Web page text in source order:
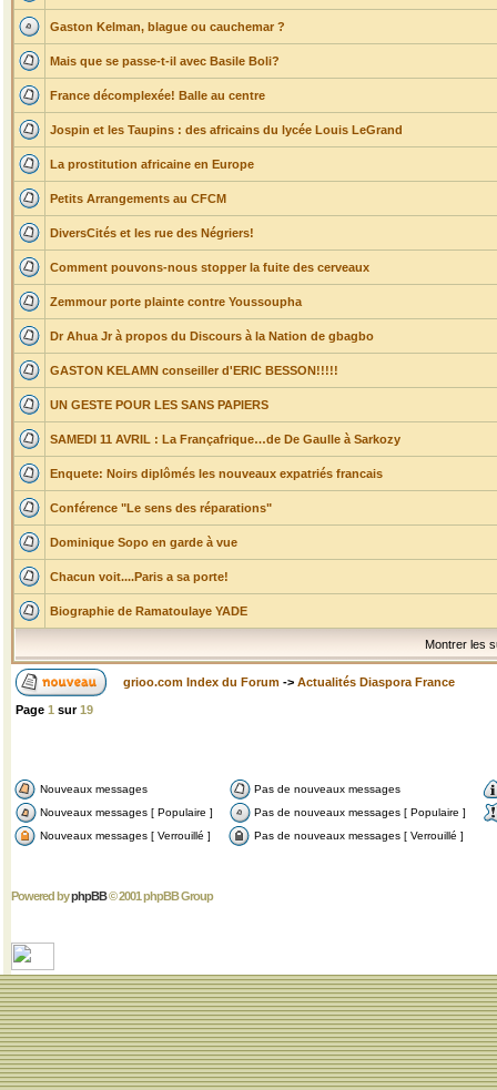
Gaston Kelman, blague ou cauchemar ?
Mais que se passe-t-il avec Basile Boli?
France décomplexée! Balle au centre
Jospin et les Taupins : des africains du lycée Louis LeGrand
La prostitution africaine en Europe
Petits Arrangements au CFCM
DiversCités et les rue des Négriers!
Comment pouvons-nous stopper la fuite des cerveaux
Zemmour porte plainte contre Youssoupha
Dr Ahua Jr à propos du Discours à la Nation de gbagbo
GASTON KELAMN conseiller d'ERIC BESSON!!!!!
UN GESTE POUR LES SANS PAPIERS
SAMEDI 11 AVRIL : La Françafrique…de De Gaulle à Sarkozy
Enquete: Noirs diplômés les nouveaux expatriés francais
Conférence "Le sens des réparations"
Dominique Sopo en garde à vue
Chacun voit....Paris a sa porte!
Biographie de Ramatoulaye YADE
Montrer les
grioo.com Index du Forum -> Actualités Diaspora France
Page 1 sur19
Nouveaux messages
Pas de nouveaux messages
Nouveaux messages [ Populaire ]
Pas de nouveaux messages [ Populaire ]
Nouveaux messages [ Verrouillé ]
Pas de nouveaux messages [ Verrouillé ]
Powered byphpBB© 2001 phpBB Group